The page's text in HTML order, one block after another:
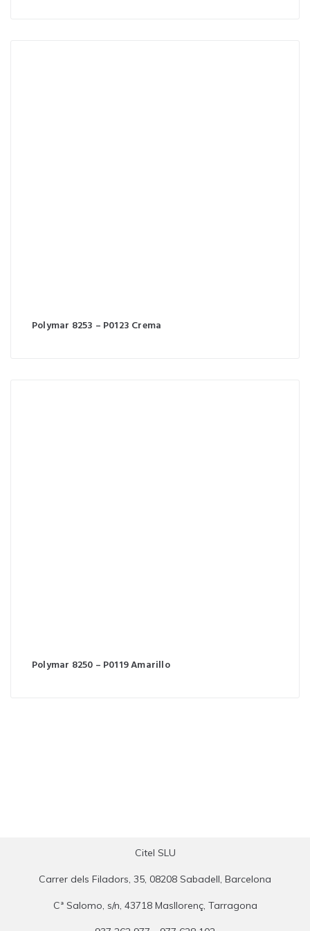
Polymar 8253 – P0123 Crema
Polymar 8250 – P0119 Amarillo
Citel SLU
Carrer dels Filadors, 35, 08208 Sabadell, Barcelona
Cª Salomo, s/n, 43718 Masllorenç, Tarragona